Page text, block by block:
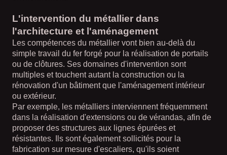
L'intervention du métallier dans
l'architecture et l'aménagement
Les compétences du métallier vont bien au-delà du
simple travail du fer forgé pour la réalisation de portails
ou de clôtures. Ses domaines d'intervention sont
multiples et touchent autant la construction ou la
rénovation d'un bâtiment que l'aménagement intérieur
ou extérieur.
Par exemple, les métalliers interviennent fréquemment
dans la réalisation d'extensions ou de vérandas, afin de
proposer des structures aux lignes épurées et
résistantes. Ils sont également sollicités pour la
fabrication sur mesure d'escaliers, qu'ils soient